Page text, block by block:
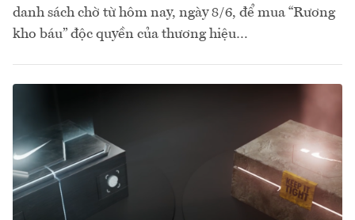
danh sách chờ từ hôm nay, ngày 8/6, để mua “Rương
kho báu” độc quyền của thương hiệu…